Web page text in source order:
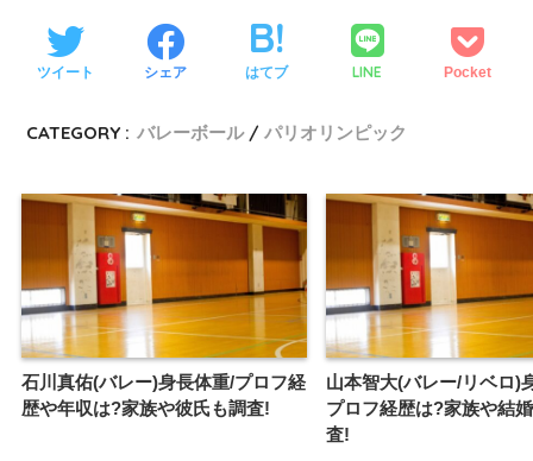
ツイート シェア はてブ LINE Pocket
CATEGORY : バレーボール パリオリンピック
石川真佑(バレー)身長体重/プロフ経
歴や年収は?家族や彼氏も調査!
山本智大(バレー/リベロ)
プロフ経歴は?家族や結
査!